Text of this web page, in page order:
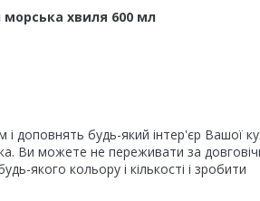
морська хвиля 600 мл
доповнять будь-який інтер'єр Вашої
Ви можете не переживати за
якого кольору і кількості і зробити